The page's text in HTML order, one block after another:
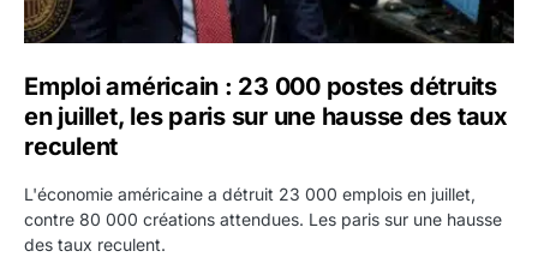
Emploi américain : 23 000 postes détruits
en juillet, les paris sur une hausse des taux
reculent
L'économie américaine a détruit 23 000 emplois en juillet,
contre 80 000 créations attendues. Les paris sur une hausse
des taux reculent.